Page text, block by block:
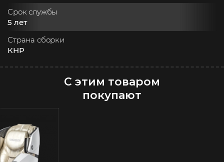
Срок службы
5 лет
Страна сборки
КНР
С этим товаром
покупают